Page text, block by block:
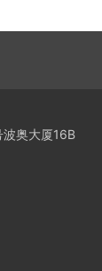
奥大厦16B